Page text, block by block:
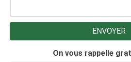
On vous rappelle